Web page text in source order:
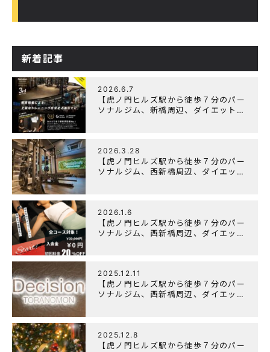
新着記事
2026.6.7
【虎ノ門ヒルズ駅から徒歩７分のパー
ソナルジム、新橋周辺、ダイエットに
2026.3.28
【虎ノ門ヒルズ駅から徒歩７分のパー
ソナルジム、西新橋周辺、ダイエット
2026.1.6
【虎ノ門ヒルズ駅から徒歩７分のパー
ソナルジム、西新橋周辺、ダイエット
2025.12.11
【虎ノ門ヒルズ駅から徒歩７分のパー
ソナルジム、西新橋周辺、ダイエット
2025.12.8
【虎ノ門ヒルズ駅から徒歩７分のパー